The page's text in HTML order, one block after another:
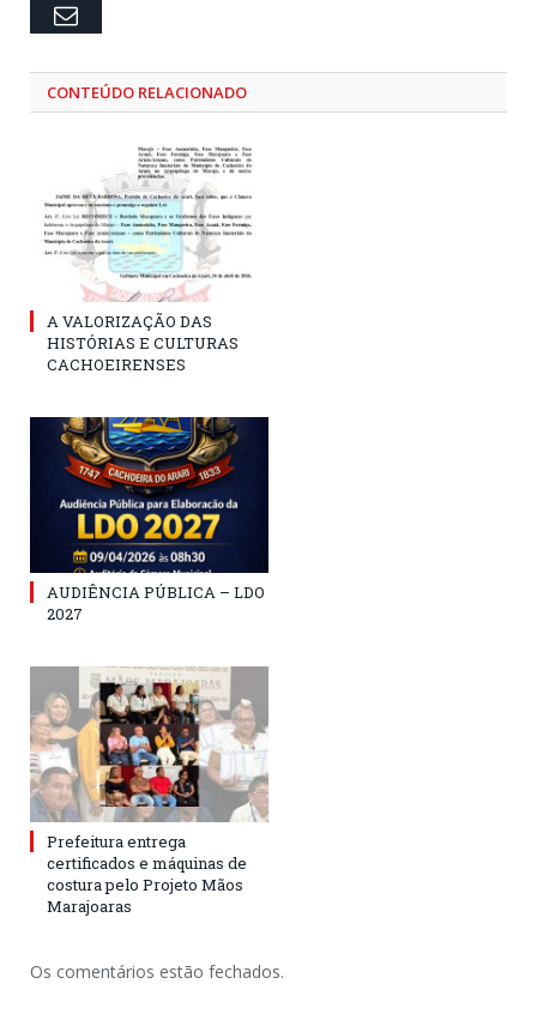
Email
CONTEÚDO RELACIONADO
A VALORIZAÇÃO DAS
HISTÓRIAS E CULTURAS
CACHOEIRENSES
AUDIÊNCIA PÚBLICA – LDO
2027
Prefeitura entrega
certificados e máquinas de
costura pelo Projeto Mãos
Marajoaras
Os comentários estão fechados.